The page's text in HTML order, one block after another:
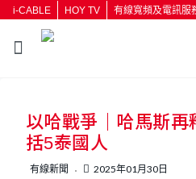
i-CABLE HOY TV 有線寬頻及電訊服
按輸入鍵開
以哈戰爭｜哈馬斯
括5泰國人
有線新聞 2025年01月30日